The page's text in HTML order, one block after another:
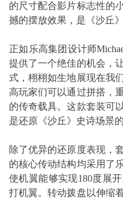
的尺寸配合影片标志性的
撼的摆放效果，是《沙丘
正如乐高集团设计师
提供了一个绝佳的机会，
式，栩栩如生地展现在我
高玩家们可以通过拼搭，
的传奇载具。这款套装可
是还原《沙丘》史诗场景
除了优异的还原度表现，
的核心传动结构均采用了
使机翼能够实现180度展
打机翼。转动拨盘以伸缩